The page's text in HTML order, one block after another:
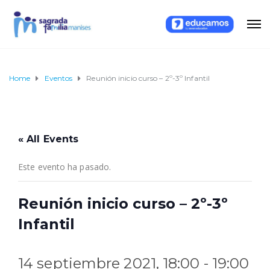
Home Eventos Reunión inicio curso – 2º-3º Infantil
« All Events
Este evento ha pasado.
Reunión inicio curso – 2º-3º
Infantil
14 septiembre 2021, 18:00 - 19:00